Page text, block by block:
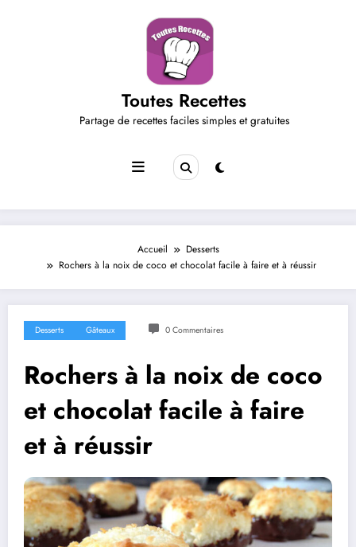
Toutes Recettes
Partage de recettes faciles simples et gratuites
Accueil
Desserts
Rochers à la noix de coco et chocolat facile à faire et à réussir
Desserts Gâteaux 0 Commentaires
Rochers à la noix de coco
et chocolat facile à faire
et à réussir